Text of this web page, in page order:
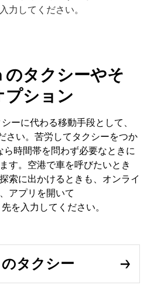
力してください。
タクシーやそ
プション
ーに代わる移動手段として、
さい。苦労してタクシーをつか
ら時間帯を問わず必要なときに
す。空港で車を呼びたいとき
索に出かけるときも、オンライ
アプリを開いて
を入力してください。
タクシー